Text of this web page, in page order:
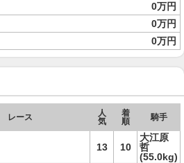
0万円
0万円
0万円
レース
人
気
着
順
騎手
13 10
大江原
哲
(55.0kg)